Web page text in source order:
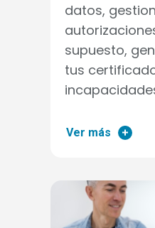
datos,
supuesto,
tus
Ver más